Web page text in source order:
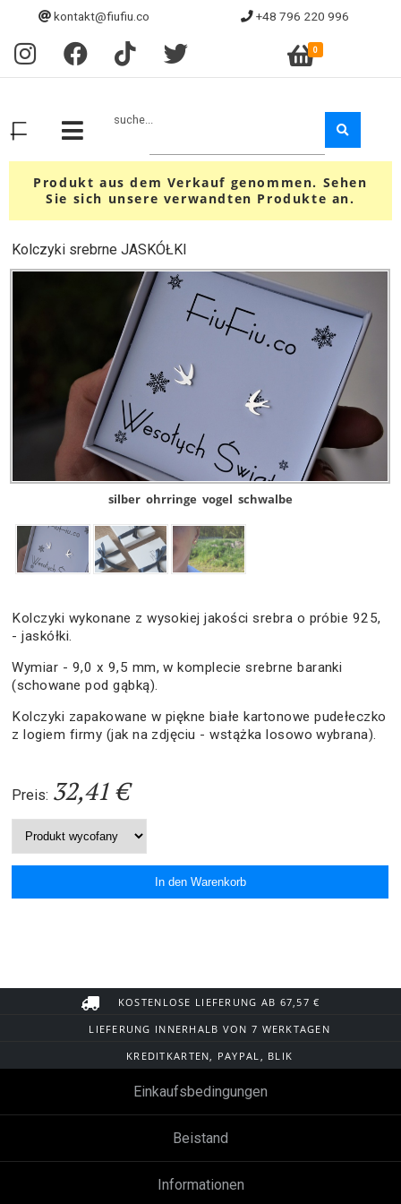
kontakt@fiufiu.co +48 796 220 996
0
suche...
Produkt aus dem Verkauf genommen. Sehen
Sie sich unsere verwandten Produkte an.
Kolczyki srebrne JASKÓŁKI
silber ohrringe vogel schwalbe
Kolczyki wykonane z wysokiej jakości srebra o próbie 925,
- jaskółki.
Wymiar - 9,0 x 9,5 mm, w komplecie srebrne baranki
(schowane pod gąbką).
Kolczyki zapakowane w piękne białe kartonowe pudełeczko
z logiem firmy (jak na zdjęciu - wstążka losowo wybrana).
Preis: 32,41 €
KOSTENLOSE LIEFERUNG AB 67,57 €
LIEFERUNG INNERHALB VON 7 WERKTAGEN
KREDITKARTEN, PAYPAL, BLIK
Einkaufsbedingungen
Beistand
Informationen